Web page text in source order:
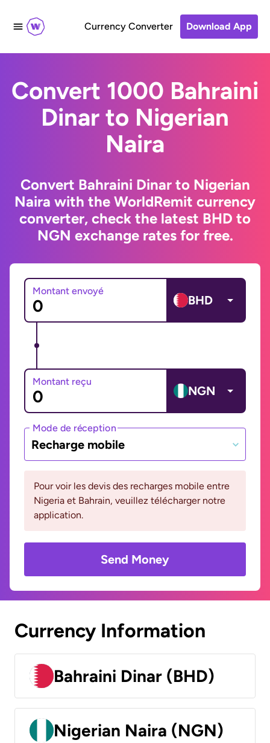
Currency Converter Download App
Convert 1000 Bahraini
Dinar to Nigerian
Naira
Convert Bahraini Dinar to Nigerian
Naira with the WorldRemit currency
converter, check the latest BHD to
NGN exchange rates for free.
Montant envoyé
BHD
Montant reçu
NGN
Mode de réception
Recharge mobile
Pour voir les devis des recharges mobile entre
Nigeria et Bahrain, veuillez télécharger notre
application.
Send Money
Currency Information
Bahraini Dinar (BHD)
Nigerian Naira (NGN)